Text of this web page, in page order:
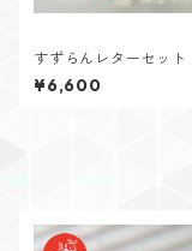
すずらんレターセット
¥6,600